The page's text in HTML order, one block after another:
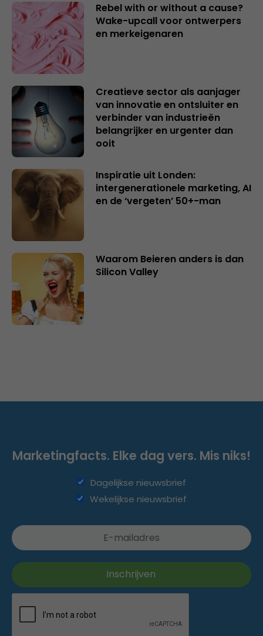
Rebel with or without a cause?
Wake-upcall voor ontwerpers
en merkeigenaren
Creatieve sector als aanjager
van innovatie en ontsluiter en
verbinder van industrieën
belangrijker en urgenter dan
ooit
Inspiratie uit Londen:
intergenerationele marketing, AI
en de ‘vergeten’ 50+-man
Waarom Beieren anders is dan
Silicon Valley
Marketingfacts. Elke dag vers. Mis niks!
Dagelijkse nieuwsbrief
Wekelijkse nieuwsbrief